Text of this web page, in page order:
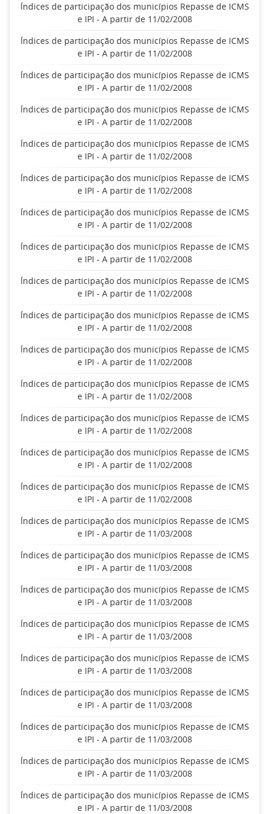
Índices de participação dos municípios Repasse de ICMS
e IPI - A partir de 11/02/2008
Índices de participação dos municípios Repasse de ICMS
e IPI - A partir de 11/02/2008
Índices de participação dos municípios Repasse de ICMS
e IPI - A partir de 11/02/2008
Índices de participação dos municípios Repasse de ICMS
e IPI - A partir de 11/02/2008
Índices de participação dos municípios Repasse de ICMS
e IPI - A partir de 11/02/2008
Índices de participação dos municípios Repasse de ICMS
e IPI - A partir de 11/02/2008
Índices de participação dos municípios Repasse de ICMS
e IPI - A partir de 11/02/2008
Índices de participação dos municípios Repasse de ICMS
e IPI - A partir de 11/02/2008
Índices de participação dos municípios Repasse de ICMS
e IPI - A partir de 11/02/2008
Índices de participação dos municípios Repasse de ICMS
e IPI - A partir de 11/02/2008
Índices de participação dos municípios Repasse de ICMS
e IPI - A partir de 11/02/2008
Índices de participação dos municípios Repasse de ICMS
e IPI - A partir de 11/02/2008
Índices de participação dos municípios Repasse de ICMS
e IPI - A partir de 11/02/2008
Índices de participação dos municípios Repasse de ICMS
e IPI - A partir de 11/02/2008
Índices de participação dos municípios Repasse de ICMS
e IPI - A partir de 11/02/2008
Índices de participação dos municípios Repasse de ICMS
e IPI - A partir de 11/03/2008
Índices de participação dos municípios Repasse de ICMS
e IPI - A partir de 11/03/2008
Índices de participação dos municípios Repasse de ICMS
e IPI - A partir de 11/03/2008
Índices de participação dos municípios Repasse de ICMS
e IPI - A partir de 11/03/2008
Índices de participação dos municípios Repasse de ICMS
e IPI - A partir de 11/03/2008
Índices de participação dos municípios Repasse de ICMS
e IPI - A partir de 11/03/2008
Índices de participação dos municípios Repasse de ICMS
e IPI - A partir de 11/03/2008
Índices de participação dos municípios Repasse de ICMS
e IPI - A partir de 11/03/2008
Índices de participação dos municípios Repasse de ICMS
e IPI - A partir de 11/03/2008